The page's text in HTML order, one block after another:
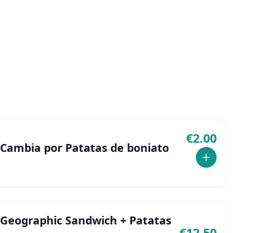
Cambia por Patatas de boniato
€2.00
Geographic Sandwich + Patatas